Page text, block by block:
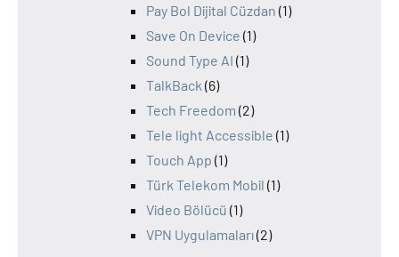
Pay Bol Dijital Cüzdan (1)
Save On Device (1)
Sound Type AI (1)
TalkBack (6)
Tech Freedom (2)
Tele light Accessible (1)
Touch App (1)
Türk Telekom Mobil (1)
Video Bölücü (1)
VPN Uygulamaları(2)